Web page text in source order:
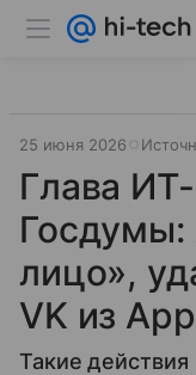
25 июня 2026
Глава
Госдумы:
лицо»,
VK из
Такие